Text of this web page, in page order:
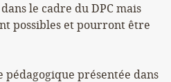
le cadre du DPC mais
possibles et pourront être
pédagogique présentée dans